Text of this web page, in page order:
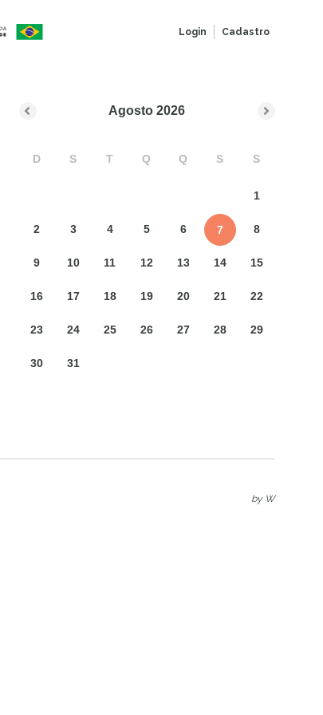
Login Cadastro
Agosto 2026
D S T Q Q S S
1
2 3 4 5 6 7 8
9 10 11 12 13 14 15
16 17 18 19 20 21 22
23 24 25 26 27 28 29
30 31
by W